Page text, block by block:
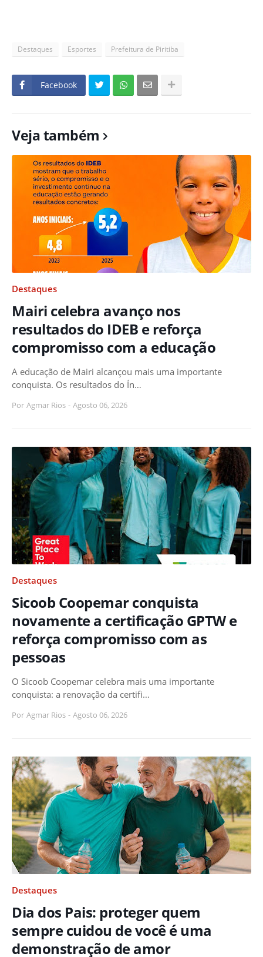
Destaques Esportes Prefeitura de Piritiba
Facebook
Veja também
Destaques
Mairi celebra avanço nos
resultados do IDEB e reforça
compromisso com a educação
A educação de Mairi alcançou mais uma importante
conquista. Os resultados do Ín…
Por Agmar Rios - Agosto 06, 2026
Destaques
Sicoob Coopemar conquista
novamente a certificação GPTW e
reforça compromisso com as
pessoas
O Sicoob Coopemar celebra mais uma importante
conquista: a renovação da certifi…
Por Agmar Rios - Agosto 06, 2026
Destaques
Dia dos Pais: proteger quem
sempre cuidou de você é uma
demonstração de amor